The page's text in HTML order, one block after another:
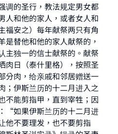
的圣行，教法规定男女都
人和他的家人，或者女人和
福安之）每年献祭两只有角
是替他和他的家人献祭的，
主独一的信士献祭的。献祭
肉日（泰什里格），按照圣
分肉，给亲戚和邻居赠送一
；伊斯兰历的十二月进入之
不能剪指甲，直到宰牲；因
“如果伊斯兰历的十二月进
他不要理发，也不要剪指
on millions of lives
today
for our mission.
The Prophet (ﷺ) said:
others to doing what is
reward as those who